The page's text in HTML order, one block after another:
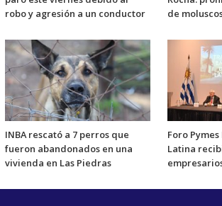
robo y agresión a un conductor
de
INBA rescató a 7 perros que
fueron abandonados en una
vivienda en Las Piedras
Foro
Latina